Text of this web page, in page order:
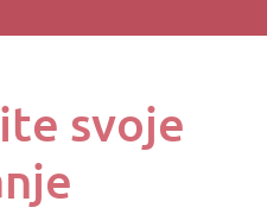
svoje